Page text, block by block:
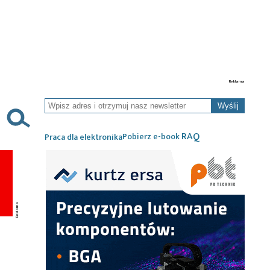
Wyślij
Praca dla elektronikaPobierz e-bookRAQ